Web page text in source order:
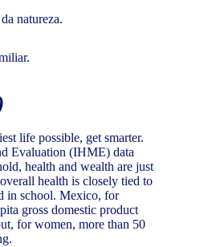
natureza.
life possible, get smarter.
Evaluation (IHME) data
health and wealth are just
health is closely tied to
in school. Mexico, for
gross domestic product
for women, more than 50